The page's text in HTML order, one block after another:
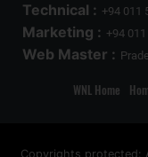
Technical : +94 011
Marketing : +94
Web Master :
WNL Home
Copyrights protected: